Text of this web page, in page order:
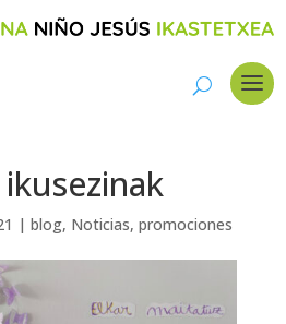
| blog, Noticias, promociones